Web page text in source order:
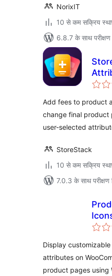
NorixIT
10 से कम सक्रिय
6.8.7 के साथ परीक्षण
Add fees to product
change final product
user-selected
StoreStack
10 से कम सक्रिय
7.0.3 के साथ परीक्षण
Display
attributes on
product pages using